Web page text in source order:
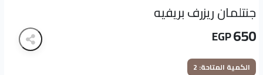
جنتلمان ريزرف بريفيه
650
EGP
الكمية المتاحة: 2